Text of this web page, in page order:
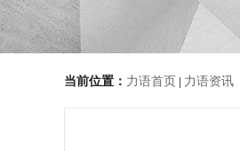
当前位置： 力语首页 | 力语资讯